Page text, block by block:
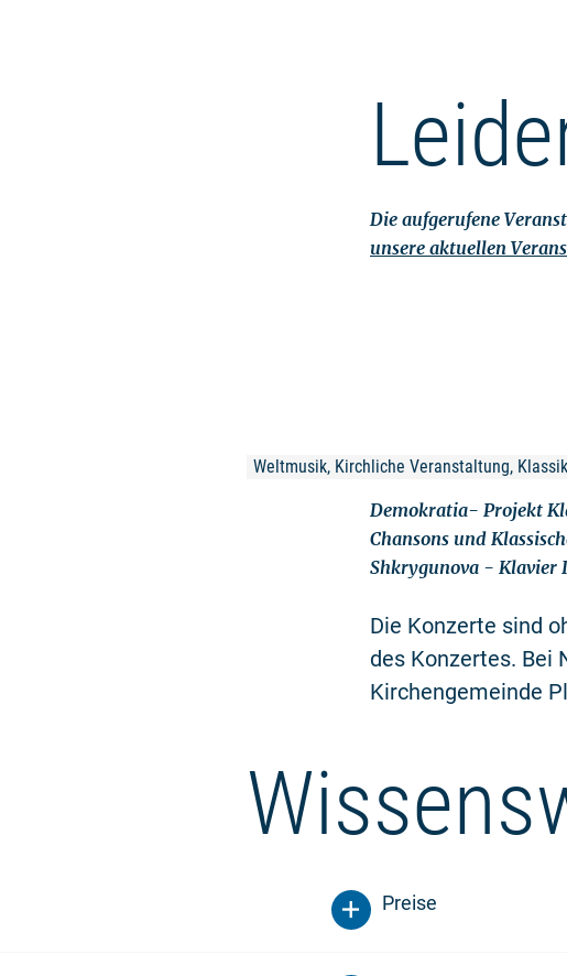
Die aufgerufene
unsere aktuellen
Weltmusik, Kirchliche Veranstaltung,
Demokratia- Projekt
Chansons und
Shkrygunova - Klavier
Die Konzerte sind
des Konzertes. Bei
Kirchengemeinde
Preise